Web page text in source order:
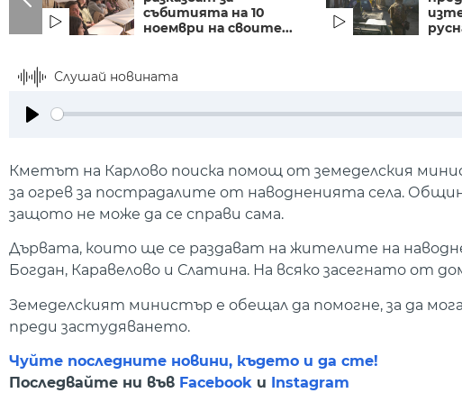
събитията на 10
ноември на своите...
Слушай новината
Кметът на Карлово поиска помощ от земеделския
за огрев за пострадалите от наводненията села.
защото не може да се справи сама.
Дървата, които ще се раздават на жителите на
Богдан, Каравелово и Слатина. На всяко засегнато от
Земеделският министър е обещал да помогне, за да
преди застудяването.
Чуйте последните новини, където и да сте!
Последвайте ни във Facebook и Instagram